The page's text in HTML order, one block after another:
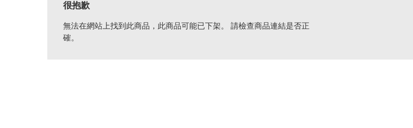
很抱歉
無法在網站上找到此商品，此商品可能已下架。 請檢查商品連結是否正
確。